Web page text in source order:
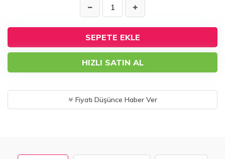
SEPETE EKLE
HIZLI SATIN AL
Fiyatı Düşünce Haber Ver